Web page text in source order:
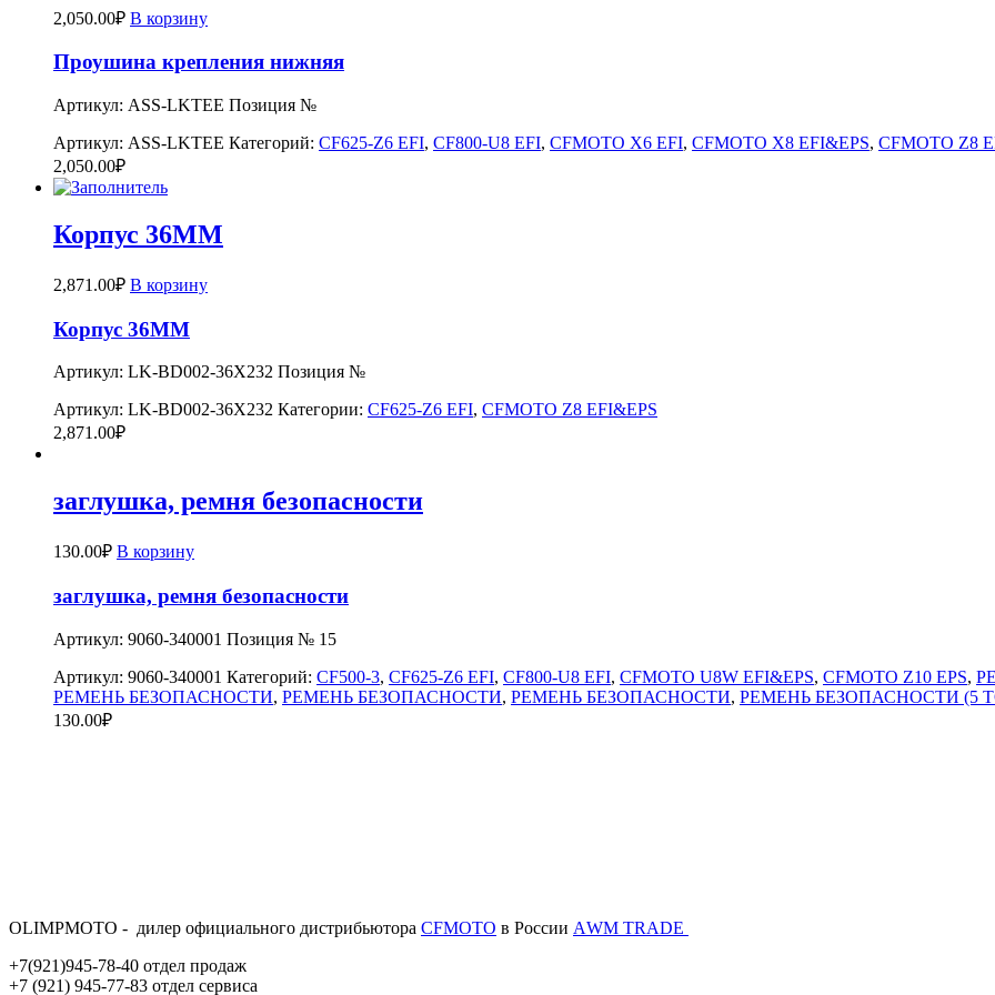
2,050.00₽ В корзину
Проушина крепления нижняя
Артикул: ASS-LKTEE Позиция №
Артикул: ASS-LKTEE Категорий: CF625-Z6 EFI, CF800-U8 EFI, CFMOTO X6 EFI, CFMOTO X8 EFI&EPS, CFMOTO Z8
2,050.00₽
Корпус 36MM
2,871.00₽ В корзину
Корпус 36MM
Артикул: LK-BD002-36X232 Позиция №
Артикул: LK-BD002-36X232 Категории: CF625-Z6 EFI, CFMOTO Z8 EFI&EPS
2,871.00₽
заглушка, ремня безопасности
130.00₽ В корзину
заглушка, ремня безопасности
Артикул: 9060-340001 Позиция № 15
Артикул: 9060-340001 Категорий: CF500-3, CF625-Z6 EFI, CF800-U8 EFI, CFMOTO U8W EFI&EPS, CFMOTO Z10 EPS,
РЕМЕНЬ БЕЗОПАСНОСТИ, РЕМЕНЬ БЕЗОПАСНОСТИ, РЕМЕНЬ БЕЗОПАСНОСТИ, РЕМЕНЬ БЕЗОПАСНОСТИ (5
130.00₽
OLIMPMOTO - дилер официального дистрибьютора CFMOTO в России АWМ TRADE
+7(921)945-78-40 отдел продаж
+7 (921) 945-77-83 отдел сервиса